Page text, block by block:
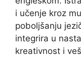
i učenje kroz
poboljšanju
integrira u
kreativnost i